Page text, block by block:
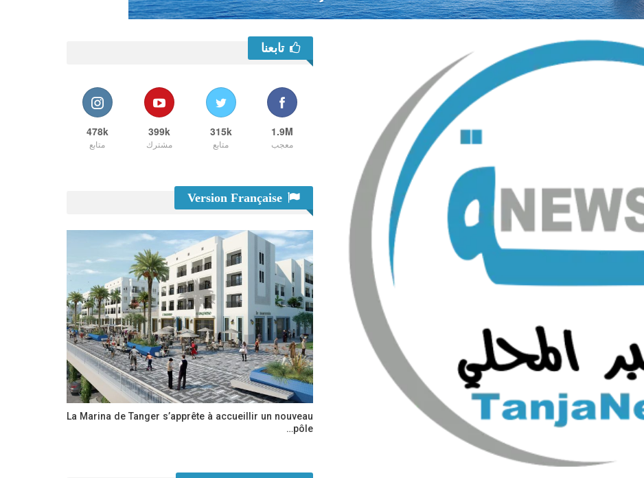
تابعنا
1.9M
معجب
315k
متابع
399k
مشترك
478k
متابع
La Marina de Tanger s’apprête à accueillir un nouveau
pôle…